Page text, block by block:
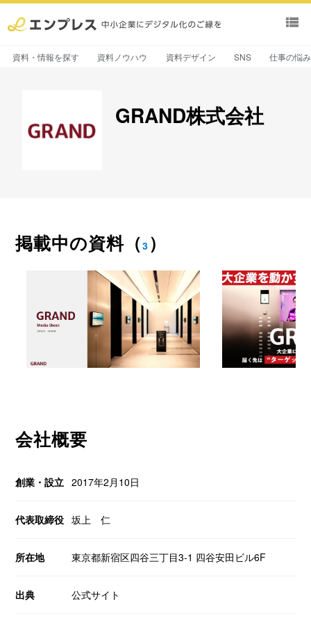
view_list
資料・情報を探す 資料ノウハウ 資料デザイン SNS 仕事の悩
GRAND株式会社
掲載中の資料 （3 ）
会社紹介
会社概要
創業・設立 2017年2月10日
代表取締役 坂上 仁
所在地 東京都新宿区四谷三丁目3-1 四谷安田ビル6F
出典 公式サイト